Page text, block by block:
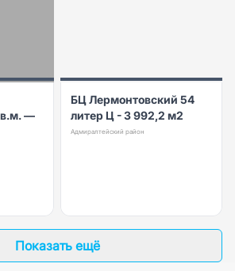
—
БЦ Лермонтовский 54
литер Ц - 3 992,2 м2
Адмиралтейский район
Показать ещё